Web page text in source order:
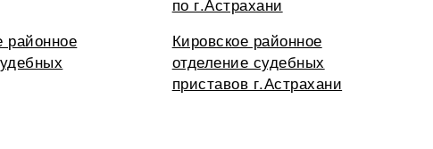
районное
Кировское районное
отделение судебных
приставов г.Астрахани